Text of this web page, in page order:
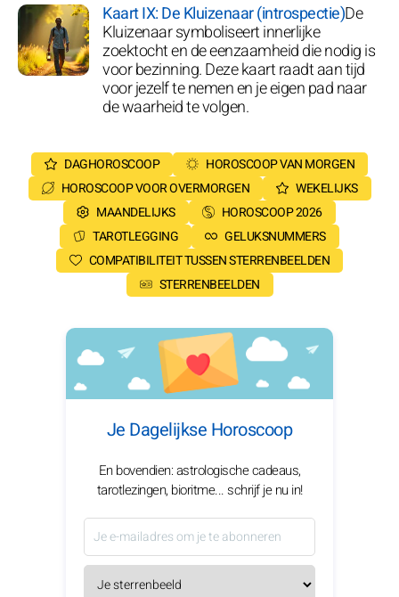
Kaart IX: De Kluizenaar (introspectie)De
Kluizenaar symboliseert innerlijke
zoektocht en de eenzaamheid die nodig is
voor bezinning. Deze kaart raadt aan tijd
voor jezelf te nemen en je eigen pad naar
de waarheid te volgen.
DAGHOROSCOOP
HOROSCOOP VAN MORGEN
HOROSCOOP VOOR OVERMORGEN
WEKELIJKS
MAANDELIJKS
HOROSCOOP 2026
TAROTLEGGING
GELUKSNUMMERS
COMPATIBILITEIT TUSSEN STERRENBEELDEN
STERRENBEELDEN
Je Dagelijkse Horoscoop
En bovendien: astrologische cadeaus,
tarotlezingen, bioritme... schrijf je nu in!